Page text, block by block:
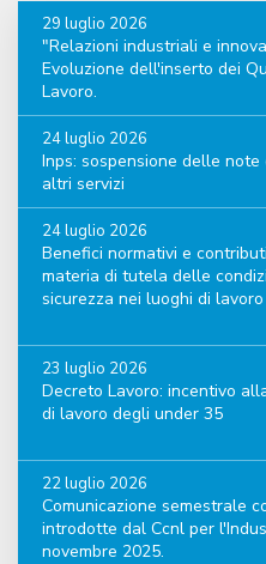
29 luglio 2026
"Relazioni industriali e
Evoluzione dell'inserto dei
Lavoro.
24 luglio 2026
Inps: sospensione delle
altri servizi
24 luglio 2026
Benefici normativi e
materia di tutela delle
sicurezza nei luoghi di lavoro
23 luglio 2026
Decreto Lavoro: incentivo
di lavoro degli under 35
22 luglio 2026
Comunicazione semestrale
introdotte dal Ccnl per
novembre 2025.